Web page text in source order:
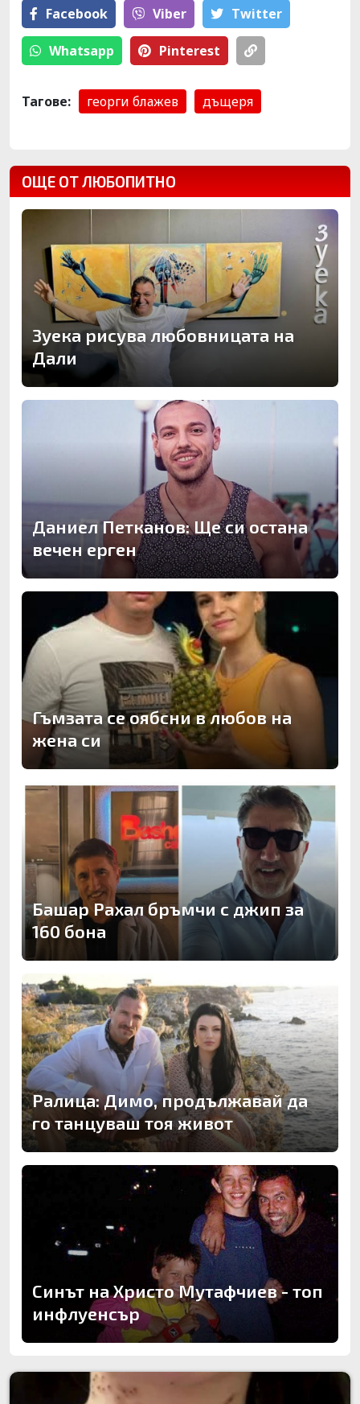
Facebook Viber Тwitter
Whatsapp Pinterest
Тагове: георги блажев дъщеря
ОЩЕ ОТ ЛЮБОПИТНО
Зуека рисува любовницата на
Дали
Даниел Петканов: Ще си остана
вечен ерген
Гъмзата се оябсни в любов на
жена си
Башар Рахал бръмчи с джип за
160 бона
Ралица: Димо, продължавай да
го танцуваш тоя живот
Синът на Христо Мутафчиев - топ
инфлуенсър